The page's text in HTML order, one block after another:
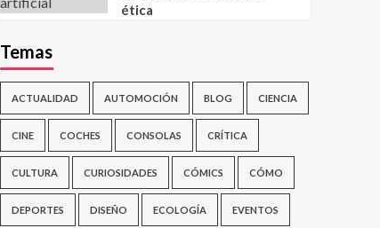
ética
Temas
ACTUALIDAD AUTOMOCIÓN BLOG CIENCIA
CINE COCHES CONSOLAS CRÍTICA
CULTURA CURIOSIDADES CÓMICS CÓMO
DEPORTES DISEÑO ECOLOGÍA EVENTOS